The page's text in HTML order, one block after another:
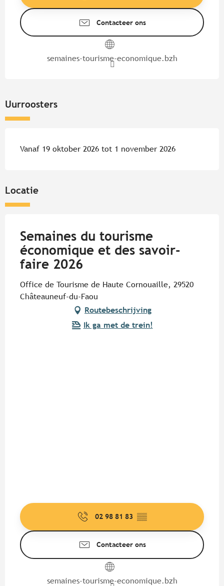
Contacteer ons
semaines-tourisme-economique.bzh
Uurroosters
Vanaf 19 oktober 2026 tot 1 november 2026
Locatie
Semaines du tourisme
économique et des savoir-
faire 2026
Office de Tourisme de Haute Cornouaille, 29520
Châteauneuf-du-Faou
Routebeschrijving
Ik ga met de trein!
02 98 81 83 ▒▒
Contacteer ons
semaines-tourisme-economique.bzh